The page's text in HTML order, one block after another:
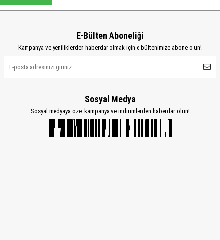
E-Bülten Aboneliği
Kampanya ve yeniliklerden haberdar olmak için e-bültenimize abone olun!
Sosyal Medya
Sosyal medyaya özel kampanya ve indirimlerden haberdar olun!